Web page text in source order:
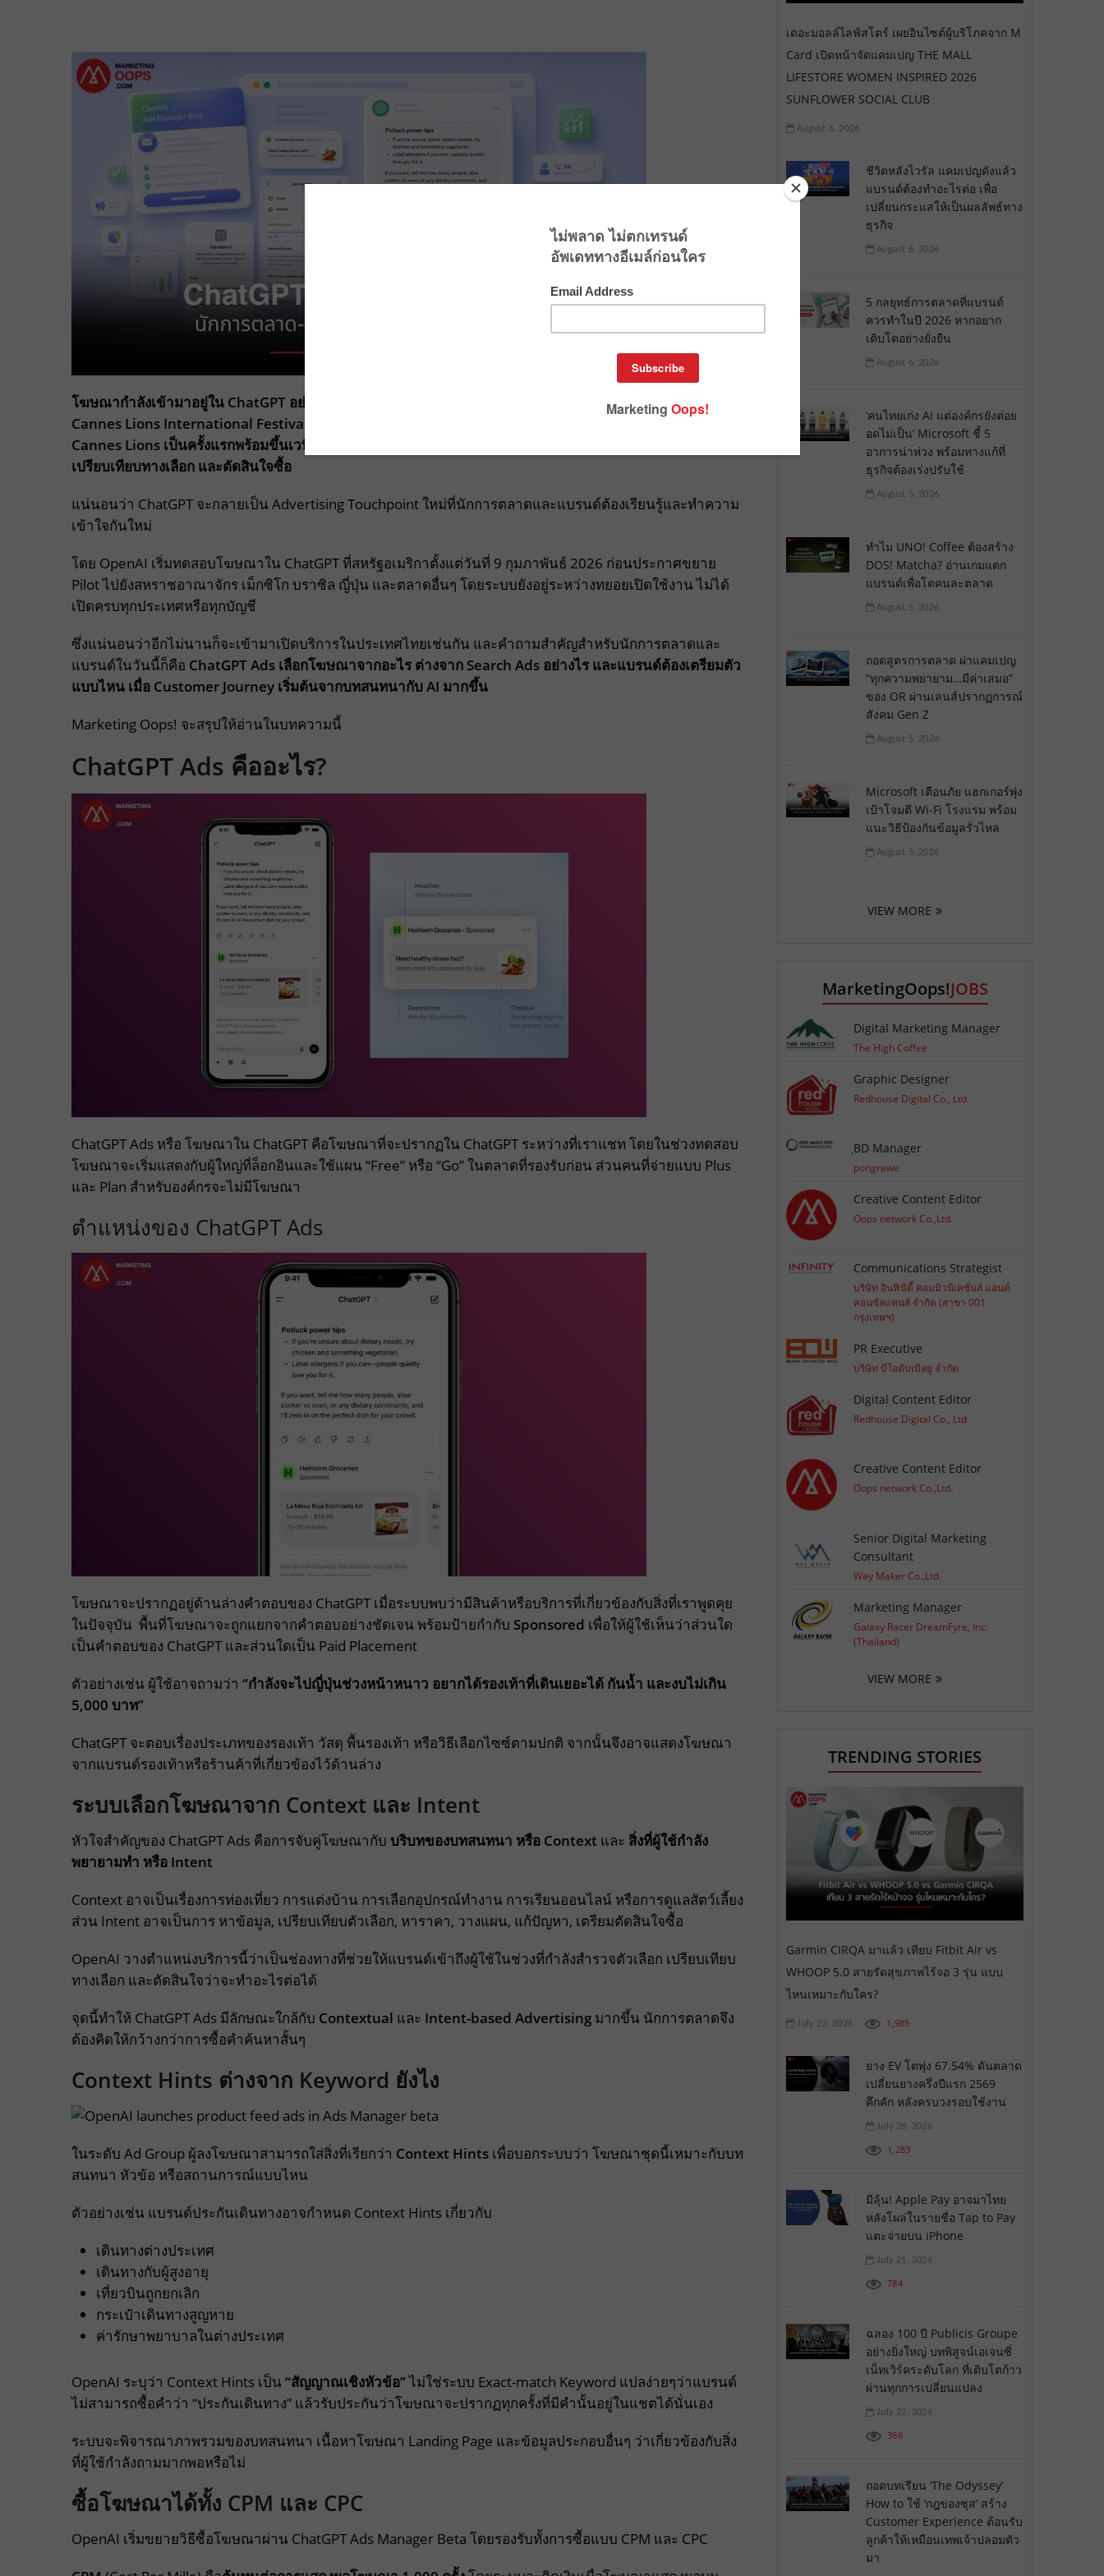
โฆษณากำลังเข้ามาอยู่ใน ChatGPT อย่างจริงจัง และ OpenAI เพิ่งตอกย้ำทิศทางนี้ที่งานโฆษณาระดับโลกอย่าง
Cannes Lions International Festival of Creativity 2026 ประเทศฝรั่งเศส โดยในปีนี้ OpenAI เข้าร่วม
Cannes Lions เป็นครั้งแรกพร้อมขึ้นเวทีพูดถึงอนาคตของโฆษณา เมื่อ AI กำลังเปลี่ยนวิธีที่ผู้บริโภคค้นหาข้อมูล
เปรียบเทียบทางเลือก และตัดสินใจซื้อ
แน่นอนว่า ChatGPT จะกลายเป็น Advertising Touchpoint ใหม่ที่นักการตลาดและแบรนด์ต้องเรียนรู้และทำความ
เข้าใจกันใหม่
โดย OpenAI เริ่มทดสอบโฆษณาใน ChatGPT ที่สหรัฐอเมริกาตั้งแต่วันที่ 9 กุมภาพันธ์ 2026 ก่อนประกาศขยาย
Pilot ไปยังสหราชอาณาจักร เม็กซิโก บราซิล ญี่ปุ่น และตลาดอื่นๆ โดยระบบยังอยู่ระหว่างทยอยเปิดใช้งาน ไม่ได้
เปิดครบทุกประเทศหรือทุกบัญชี
ซึ่งแน่นอนว่าอีกไม่นานก็จะเข้ามาเปิดบริการในประเทศไทยเช่นกัน และคำถามสำคัญสำหรับนักการตลาดและ
แบรนด์ในวันนี้ก็คือ ChatGPT Ads เลือกโฆษณาจากอะไร ต่างจาก Search Ads อย่างไร และแบรนด์ต้องเตรียมตัว
แบบไหน เมื่อ Customer Journey เริ่มต้นจากบทสนทนากับ AI มากขึ้น
Marketing Oops! จะสรุปให้อ่านในบทความนี้
ChatGPT Ads คืออะไร?
ChatGPT Ads หรือ โฆษณาใน ChatGPT คือโฆษณาที่จะปรากฏใน ChatGPT ระหว่างที่เราแชท โดยในช่วงทดสอบ
โฆษณาจะเริ่มแสดงกับผู้ใหญ่ที่ล็อกอินและใช้แผน “Free” หรือ “Go” ในตลาดที่รองรับก่อน ส่วนคนที่จ่ายแบบ Plus
และ Plan สำหรับองค์กรจะไม่มีโฆษณา
ตำแหน่งของ ChatGPT Ads
โฆษณาจะปรากฏอยู่ด้านล่างคำตอบของ ChatGPT เมื่อระบบพบว่ามีสินค้าหรือบริการที่เกี่ยวข้องกับสิ่งที่เราพูดคุย
ในปัจจุบัน พื้นที่โฆษณาจะถูกแยกจากคำตอบอย่างชัดเจน พร้อมป้ายกำกับ Sponsored เพื่อให้ผู้ใช้เห็นว่าส่วนใด
เป็นคำตอบของ ChatGPT และส่วนใดเป็น Paid Placement
ตัวอย่างเช่น ผู้ใช้อาจถามว่า “กำลังจะไปญี่ปุ่นช่วงหน้าหนาว อยากได้รองเท้าที่เดินเยอะได้ กันน้ำ และงบไม่เกิน
5,000 บาท”
ChatGPT จะตอบเรื่องประเภทของรองเท้า วัสดุ พื้นรองเท้า หรือวิธีเลือกไซซ์ตามปกติ จากนั้นจึงอาจแสดงโฆษณา
จากแบรนด์รองเท้าหรือร้านค้าที่เกี่ยวข้องไว้ด้านล่าง
ระบบเลือกโฆษณาจาก Context และ Intent
หัวใจสำคัญของ ChatGPT Ads คือการจับคู่โฆษณากับ บริบทของบทสนทนา หรือ Context และ สิ่งที่ผู้ใช้กำลัง
พยายามทำ หรือ Intent
Context อาจเป็นเรื่องการท่องเที่ยว การแต่งบ้าน การเลือกอุปกรณ์ทำงาน การเรียนออนไลน์ หรือการดูแลสัตว์เลี้ยง
ส่วน Intent อาจเป็นการ หาข้อมูล, เปรียบเทียบตัวเลือก, หาราคา, วางแผน, แก้ปัญหา, เตรียมตัดสินใจซื้อ
OpenAI วางตำแหน่งบริการนี้ว่าเป็นช่องทางที่ช่วยให้แบรนด์เข้าถึงผู้ใช้ในช่วงที่กำลังสำรวจตัวเลือก เปรียบเทียบ
ทางเลือก และตัดสินใจว่าจะทำอะไรต่อได้
จุดนี้ทำให้ ChatGPT Ads มีลักษณะใกล้กับ Contextual และ Intent-based Advertising มากขึ้น นักการตลาดจึง
ต้องคิดให้กว้างกว่าการซื้อคำค้นหาสั้นๆ
Context Hints ต่างจาก Keyword ยังไง
ในระดับ Ad Group ผู้ลงโฆษณาสามารถใส่สิ่งที่เรียกว่า Context Hints เพื่อบอกระบบว่า โฆษณาชุดนี้เหมาะกับบท
สนทนา หัวข้อ หรือสถานการณ์แบบไหน
ตัวอย่างเช่น แบรนด์ประกันเดินทางอาจกำหนด Context Hints เกี่ยวกับ
เดินทางต่างประเทศ
เดินทางกับผู้สูงอายุ
เที่ยวบินถูกยกเลิก
กระเป๋าเดินทางสูญหาย
ค่ารักษาพยาบาลในต่างประเทศ
OpenAI ระบุว่า Context Hints เป็น “สัญญาณเชิงหัวข้อ”ไม่ใช่ระบบ Exact-match Keyword แปลง่ายๆว่าแบรนด์
ไม่สามารถซื้อคำว่า “ประกันเดินทาง” แล้วรับประกันว่าโฆษณาจะปรากฏทุกครั้งที่มีคำนั้นอยู่ในแชตได้นั่นเอง
ระบบจะพิจารณาภาพรวมของบทสนทนา เนื้อหาโฆษณา Landing Page และข้อมูลประกอบอื่นๆ ว่าเกี่ยวข้องกับสิ่ง
ที่ผู้ใช้กำลังถามมากพอหรือไม่
ซื้อโฆษณาได้ทั้ง CPM และ CPC
OpenAI เริ่มขยายวิธีซื้อโฆษณาผ่าน ChatGPT Ads Manager Beta โดยรองรับทั้งการซื้อแบบ CPM และ CPC
เดอะมอลล์ไลฟ์สโตร์ เผยอินไซต์ผู้บริโภคจาก M
Card เปิดหน้าจัดแคมเปญ THE MALL
LIFESTORE WOMEN INSPIRED 2026
SUNFLOWER SOCIAL CLUB
August 6, 2026
ชีวิตหลังไวรัล แคมเปญดังแล้ว
แบรนด์ต้องทำอะไรต่อ เพื่อ
เปลี่ยนกระแสให้เป็นผลลัพธ์ทาง
ธุรกิจ
August 6, 2026
5 กลยุทธ์การตลาดที่แบรนด์
ควรทำในปี 2026 หากอยาก
เติบโตอย่างยั่งยืน
August 6, 2026
‘คนไทยเก่ง AI แต่องค์กรยังต่อย
อดไม่เป็น’ Microsoft ชี้ 5
อาการน่าห่วง พร้อมทางแก้ที่
ธุรกิจต้องเร่งปรับใช้
August 5, 2026
ทำไม UNO! Coffee ต้องสร้าง
DOS! Matcha? อ่านเกมแตก
แบรนด์เพื่อโตคนละตลาด
August 5, 2026
ถอดสูตรการตลาด ผ่าแคมเปญ
“ทุกความพยายาม…มีค่าเสมอ”
ของ OR ผ่านเลนส์ปรากฏการณ์
สังคม Gen Z
August 5, 2026
Microsoft เตือนภัย แฮกเกอร์พุ่ง
เป้าโจมตี Wi-Fi โรงแรม พร้อม
แนะวิธีป้องกันข้อมูลรั่วไหล
August 5, 2026
VIEW MORE
MarketingOops!JOBS
Digital Marketing Manager
The High Coffee
Graphic Designer
Redhouse Digital Co., Ltd.
ฺBD Manager
pongrawe
Creative Content Editor
Oops network Co.,Ltd.
Communications Strategist
บริษัท อินฟินิตี้ คอมมิวนิเคชั่นส์ แอนด์
คอนซัลแทนส์ จำกัด (สาขา 001
กรุงเทพฯ)
PR Executive
บริษัท บีโอดับเบิลยู จำกัด
Digital Content Editor
Redhouse Digital Co., Ltd.
Creative Content Editor
Oops network Co.,Ltd.
Senior Digital Marketing
Consultant
Way Maker Co.,Ltd.
Marketing Manager
Galaxy Racer DreamFyre, Inc.
(Thailand)
VIEW MORE
TRENDING STORIES
Garmin CIRQA มาแล้ว เทียบ Fitbit Air vs
WHOOP 5.0 สายรัดสุขภาพไร้จอ 3 รุ่น แบบ
ไหนเหมาะกับใคร?
July 22, 2026 1,985
ยาง EV โตพุ่ง 67.54% ดันตลาด
เปลี่ยนยางครึ่งปีแรก 2569
คึกคัก หลังครบวงรอบใช้งาน
July 28, 2026
1,283
มีลุ้น! Apple Pay อาจมาไทย
หลังโผล่ในรายชื่อ Tap to Pay
แตะจ่ายบน iPhone
July 21, 2026
784
ฉลอง 100 ปี Publicis Groupe
อย่างยิ่งใหญ่ บทพิสูจน์เอเจนซี่
เน็ทเวิร์คระดับโลก ที่เติบโตก้าว
ผ่านทุกการเปลี่ยนแปลง
July 22, 2026
386
ถอดบทเรียน ‘The Odyssey’
How to ใช้ ‘กฎของซุส’ สร้าง
Customer Experience ต้อนรับ
ลูกค้าให้เหมือนเทพเจ้าปลอมตัว
มา